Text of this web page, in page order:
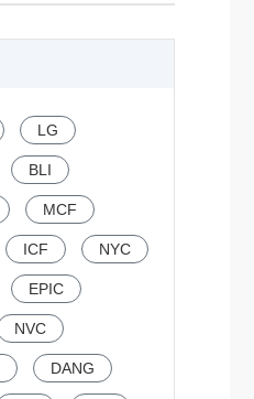
LG
BLI
MCF
ICF NYC
EPIC
NVC
DANG